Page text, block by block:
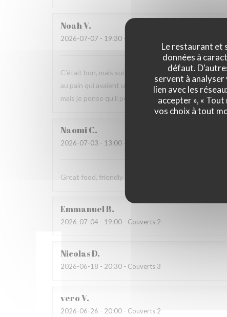
Le restaurant et
données à
défaut.
servent à
lien avec les
accepter », «
vos choix à tout
NoahV
2026-07-07 - 19:30 - Couverts 6
C’était bon, mais suite à la soirée j’ai fait une
au pain qui avaient un goût légèrement avarié,
mais je pense qu’il peut s’améliorer.
NaomiC
2026-07-03 - 13:00 - Couverts 4
Great food, friendly and welcoming staff. Lovely
EmmanuelB
2026-07-04 - 19:00 - Couverts 2
NicolasD
2026-06-18 - 20:30 - Couverts 3
veroV
2026-06-26 - 20:00 - Couverts 2